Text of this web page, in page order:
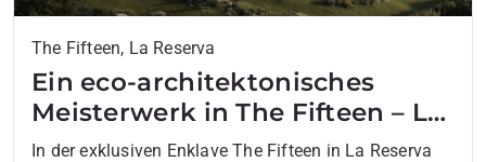
The Fifteen, La Reserva
Ein eco-architektonisches
Meisterwerk in The Fifteen – La
Reserva de Sotogrande
In der exklusiven Enklave The Fifteen in La Reserva